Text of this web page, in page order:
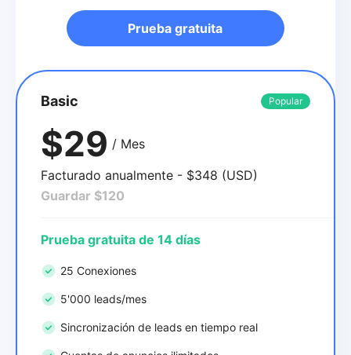
Prueba gratuita
Basic Popular
$29 / Mes
Facturado anualmente - $348 (USD)
Guardar $120
Prueba gratuita de 14 días
25 Conexiones
5'000 leads/mes
Sincronización de leads en tiempo real